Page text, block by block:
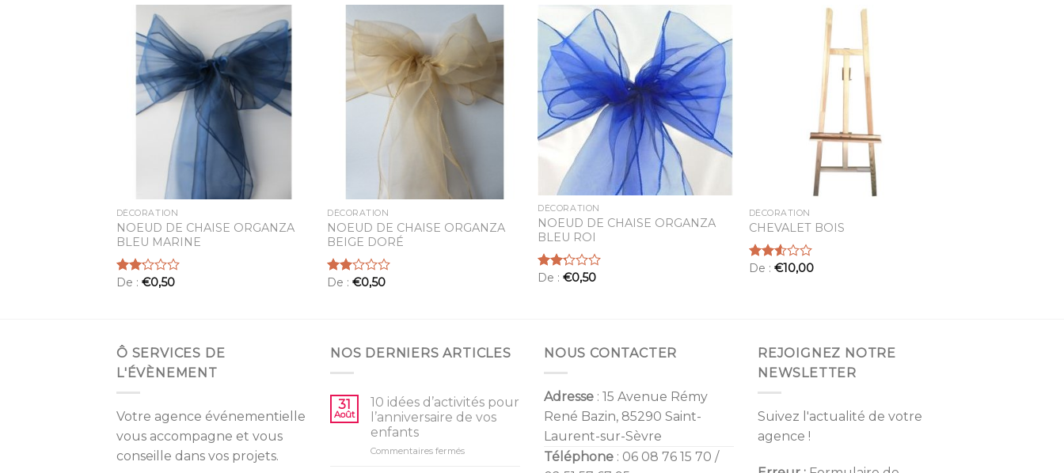
Ajouter
à la
liste
d’envies
DÉCORATION
NOEUD DE CHAISE ORGANZA
BLEU MARINE
Note
De : €0,50
Ajouter
à la
liste
d’envies
DÉCORATION
NOEUD DE CHAISE ORGANZA
BEIGE DORÉ
Note
De :€0,50
Ajouter
à la
liste
d’envies
DÉCORATION
NOEUD DE CHAISE ORGANZA
BLEU ROI
Note
De :€0,50
DÉCORATION
CHEVALET BOIS
Note
De : €10,00
Ô SERVICES DE
L'ÉVÈNEMENT
Votre agence événementielle
vous accompagne et vous
conseille dans vos projets.
NOS DERNIERS ARTICLES
31
Août
10 idées d’activités pour
l’anniversaire de vos
enfants
Commentaires ferméssur
NOUS CONTACTER
Adresse : 15 Avenue Rémy
René Bazin, 85290 Saint-
Laurent-sur-Sèvre
Téléphone : 06 08 76 15 70 /
REJOIGNEZ NOTRE
NEWSLETTER
Suivez l'actualité de votre
agence !